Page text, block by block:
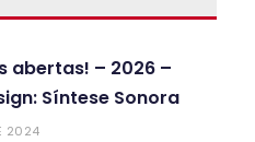
abertas! – 2026 –
Síntese Sonora
2024